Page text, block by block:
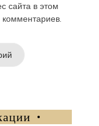
сайта в этом